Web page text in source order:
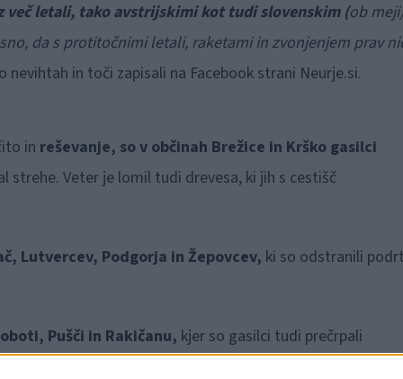
letali, tako avstrijskimi kot tudi slovenskim (ob
da s protitočnimi letali, raketami in zvonjenjem prav
nevihtah in toči zapisali na Facebook strani Neurje.si.
in reševanje, so v občinah Brežice in Krško gasilci
strehe. Veter je lomil tudi drevesa, ki jih s cestišč
Lutvercev, Podgorja in Žepovcev, ki so odstranili
Pušči in Rakičanu, kjer so gasilci tudi prečrpali
drevesa podiral tudi